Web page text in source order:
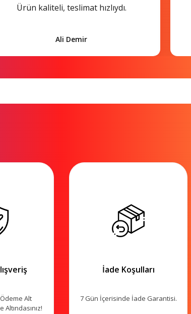
Ürün kaliteli, teslimat hızlıydı.
Ali Demir
Alt
Altındasınız!
İade Koşulları
7 Gün İçerisinde İade Garantisi.